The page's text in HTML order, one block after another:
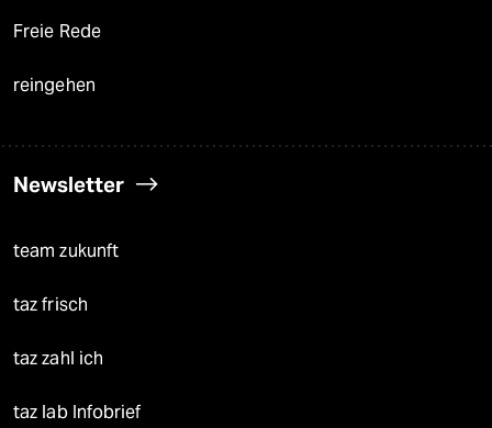
Freie Rede
reingehen
Newsletter
team zukunft
taz frisch
taz zahl ich
taz lab Infobrief